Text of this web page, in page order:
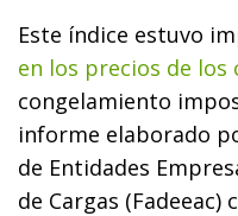
Este índice estuvo
en los precios de
congelamiento
informe elaborado
de Entidades
de Cargas